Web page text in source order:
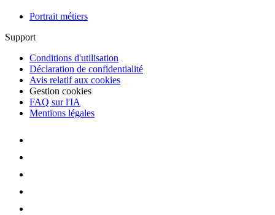
Portrait métiers
Support
Conditions d'utilisation
Déclaration de confidentialité
Avis relatif aux cookies
Gestion cookies
FAQ sur l'IA
Mentions légales